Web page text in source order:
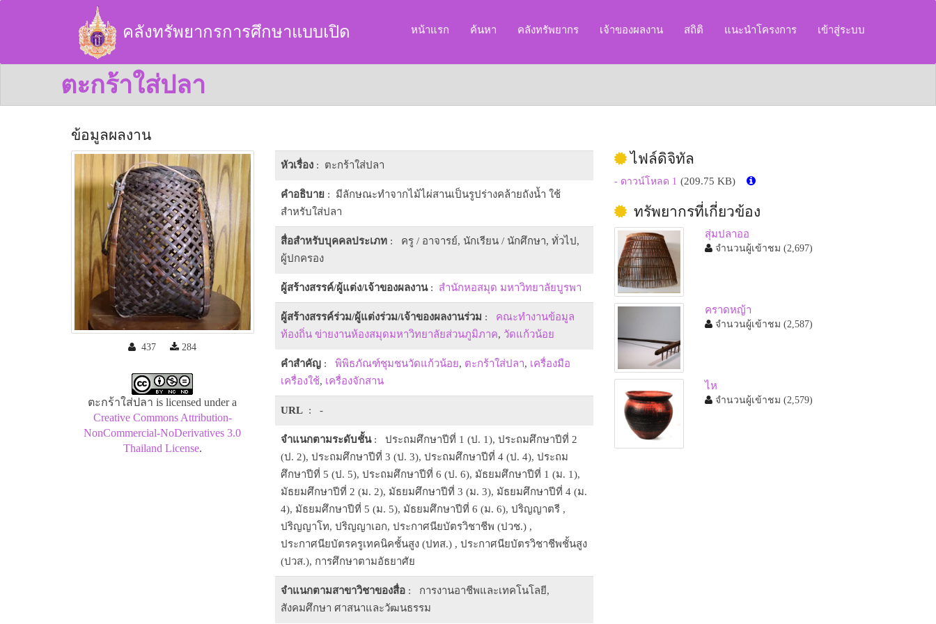
คลังทรัพยากรการศึกษาแบบเปิด หน้าแรก ค้นหา คลังทรัพยากร เจ้าของผลงาน สถิติ แนะนำโครงการ เข้าสู่ระบบ
ตะกร้าใส่ปลา
ข้อมูลผลงาน
437 284
ตะกร้าใส่ปลา is licensed under a
Creative Commons Attribution-
NonCommercial-NoDerivatives 3.0
Thailand License.
หัวเรื่อง: ตะกร้าใส่ปลา
คำอธิบาย: มีลักษณะทำจากไม้ไผ่สานเป็นรูปร่างคล้ายถังน้ำ ใช้
สำหรับใส่ปลา
สื่อสำหรับบุคคลประเภท: ครู / อาจารย์, นักเรียน / นักศึกษา, ทั่วไป,
ผู้ปกครอง
ผู้สร้างสรรค์/ผู้แต่ง/เจ้าของผลงาน: สำนักหอสมุด มหาวิทยาลัยบูรพา
ผู้สร้างสรรค์ร่วม/ผู้แต่งร่วม/เจ้าของผลงานร่วม : คณะทำงานข้อมูล
ท้องถิ่น ข่ายงานห้องสมุดมหาวิทยาลัยส่วนภูมิภาค, วัดแก้วน้อย
คำสำคัญ: พิพิธภัณฑ์ชุมชนวัดแก้วน้อย, ตะกร้าใส่ปลา, เครื่องมือ
เครื่องใช้, เครื่องจักสาน
URL: -
จำแนกตามระดับชั้น: ประถมศึกษาปีที่ 1 (ป. 1), ประถมศึกษาปีที่ 2
(ป. 2), ประถมศึกษาปีที่ 3 (ป. 3), ประถมศึกษาปีที่ 4 (ป. 4), ประถม
ศึกษาปีที่ 5 (ป. 5), ประถมศึกษาปีที่ 6 (ป. 6), มัธยมศึกษาปีที่ 1 (ม. 1),
มัธยมศึกษาปีที่ 2 (ม. 2), มัธยมศึกษาปีที่ 3 (ม. 3), มัธยมศึกษาปีที่ 4 (ม.
4), มัธยมศึกษาปีที่ 5 (ม. 5), มัธยมศึกษาปีที่ 6 (ม. 6), ปริญญาตรี ,
ปริญญาโท, ปริญญาเอก, ประกาศนียบัตรวิชาชีพ (ปวช.) ,
ประกาศนียบัตรครูเทคนิคชั้นสูง (ปทส.) , ประกาศนียบัตรวิชาชีพชั้นสูง
(ปวส.), การศึกษาตามอัธยาศัย
จำแนกตามสาขาวิชาของสื่อ: การงานอาชีพและเทคโนโลยี,
สังคมศึกษา ศาสนาและวัฒนธรรม
ไฟล์ดิจิทัล
- ดาวน์โหลด 1 (209.75 KB)
ทรัพยากรที่เกี่ยวข้อง
สุ่มปลาออ
จำนวนผู้เข้าชม (2,697)
คราดหญ้า
จำนวนผู้เข้าชม (2,587)
ไห
จำนวนผู้เข้าชม (2,579)